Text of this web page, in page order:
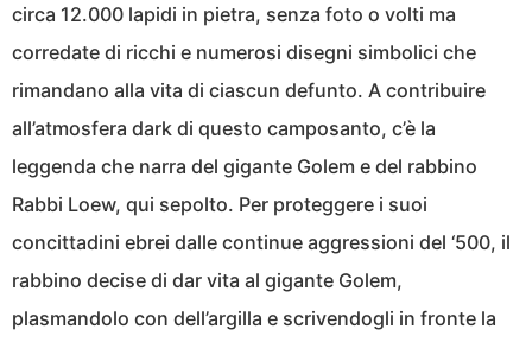
circa 12.000 lapidi in pietra, senza foto o volti ma
corredate di ricchi e numerosi disegni simbolici che
rimandano alla vita di ciascun defunto. A contribuire
all’atmosfera dark di questo camposanto, c’è la
leggenda che narra del gigante Golem e del rabbino
Rabbi Loew, qui sepolto. Per proteggere i suoi
concittadini ebrei dalle continue aggressioni del ‘500, il
rabbino decise di dar vita al gigante Golem,
plasmandolo con dell’argilla e scrivendogli in fronte la